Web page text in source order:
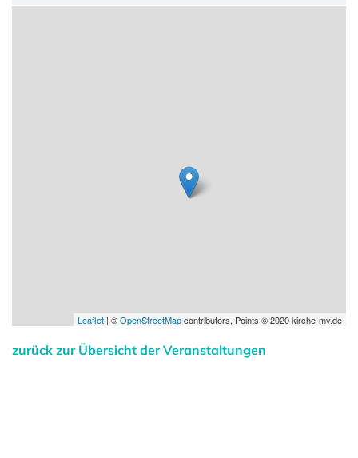
Leaflet | ©OpenStreetMapcontributors, Points © 2020 kirche-mv.de
zurück zur Übersicht der Veranstaltungen